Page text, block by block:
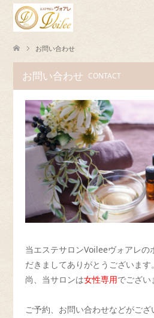
お問い合わせ
お問い合わせ CONTACT
当エステサロンVoileeヴォアレの
だきましてありがとうございます。
尚、当サロンは女性専用でござい
ご予約、お問い合わせなどがご